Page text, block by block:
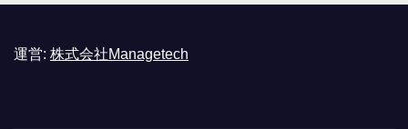
運営: 株式会社Managetech